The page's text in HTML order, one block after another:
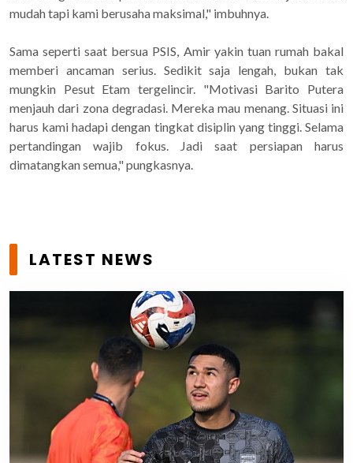
mudah tapi kami berusaha maksimal," imbuhnya.
Sama seperti saat bersua PSIS, Amir yakin tuan rumah bakal
memberi ancaman serius. Sedikit saja lengah, bukan tak
mungkin Pesut Etam tergelincir. "Motivasi Barito Putera
menjauh dari zona degradasi. Mereka mau menang. Situasi ini
harus kami hadapi dengan tingkat disiplin yang tinggi. Selama
pertandingan wajib fokus. Jadi saat persiapan harus
dimatangkan semua," pungkasnya.
LATEST NEWS